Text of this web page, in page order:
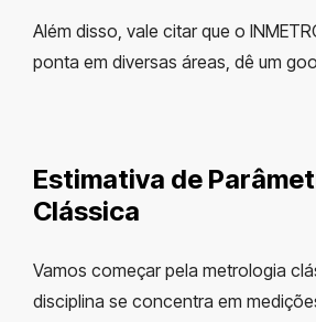
Além disso, vale citar que o
ponta em diversas áreas, dê um
Estimativa de
Clássica
Vamos começar pela metrologia
disciplina se concentra em